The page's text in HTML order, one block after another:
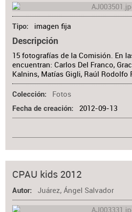
Tipo imagen fija
Descripción
15 fotografías de la Comisión. En
encuentran: Carlos Del Franco,
Kalnins, Matías Gigli, Raúl Rodolfo
Colección Fotos
Fecha de creación 2012-09-13
CPAU kids 2012
Autor Juárez, Ángel Salvador